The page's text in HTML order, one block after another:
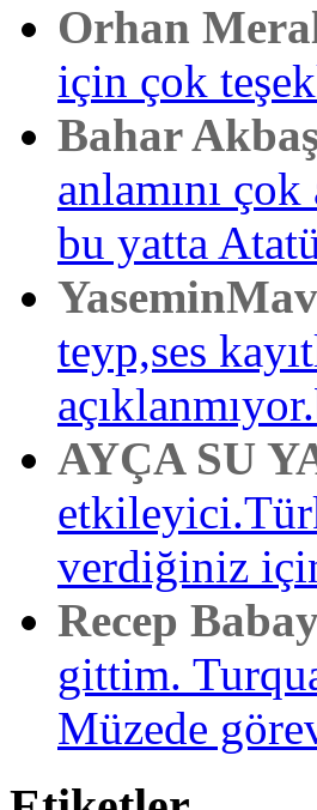
Orhan
için çok
Bahar
anlamını
bu yatta
teyp,ses
AYÇA SU
verdiğiniz
Recep
gittim.
Müzede